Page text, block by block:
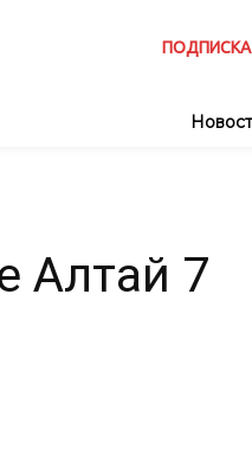
ПОДПИСКА
Алтай 7